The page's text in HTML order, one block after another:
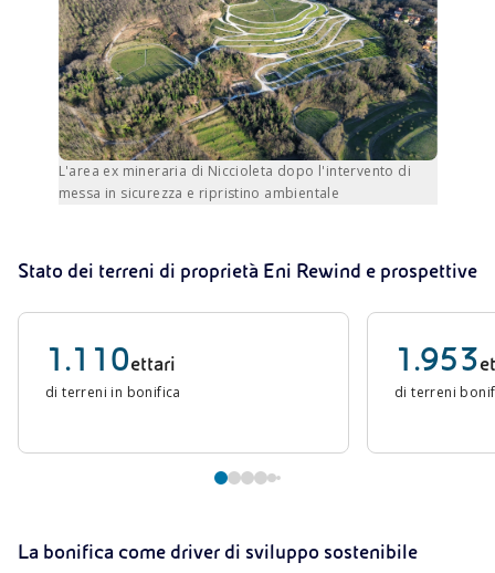
L'area ex mineraria di Niccioleta dopo l'intervento di
messa in sicurezza e ripristino ambientale
Stato dei terreni di proprietà Eni Rewind e prospettive
1.110ettari
di terreni in bonifica
1.953
di terreni
La bonifica come driver di sviluppo sostenibile
Ponticelle, la riqualificazione di un’ex area
PROGETTI